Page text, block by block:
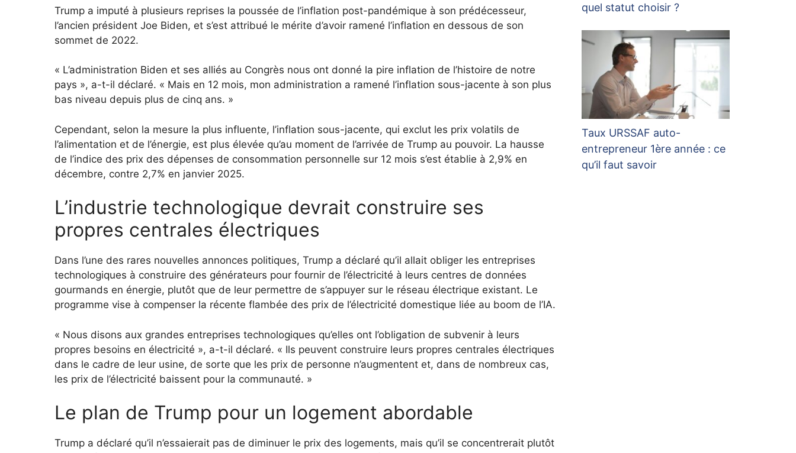
Trump a imputé à plusieurs reprises la poussée de l’inflation post-pandémique à son prédécesseur,
l’ancien président Joe Biden, et s’est attribué le mérite d’avoir ramené l’inflation en dessous de son
sommet de 2022.
« L’administration Biden et ses alliés au Congrès nous ont donné la pire inflation de l’histoire de notre
pays », a-t-il déclaré. « Mais en 12 mois, mon administration a ramené l’inflation sous-jacente à son plus
bas niveau depuis plus de cinq ans. »
Cependant, selon la mesure la plus influente, l’inflation sous-jacente, qui exclut les prix volatils de
l’alimentation et de l’énergie, est plus élevée qu’au moment de l’arrivée de Trump au pouvoir. La hausse
de l’indice des prix des dépenses de consommation personnelle sur 12 mois s’est établie à 2,9% en
décembre, contre 2,7% en janvier 2025.
L’industrie technologique devrait construire ses
propres centrales électriques
Dans l’une des rares nouvelles annonces politiques, Trump a déclaré qu’il allait obliger les entreprises
technologiques à construire des générateurs pour fournir de l’électricité à leurs centres de données
gourmands en énergie, plutôt que de leur permettre de s’appuyer sur le réseau électrique existant. Le
programme vise à compenser la récente flambée des prix de l’électricité domestique liée au boom de l’IA.
« Nous disons aux grandes entreprises technologiques qu’elles ont l’obligation de subvenir à leurs
propres besoins en électricité », a-t-il déclaré. « Ils peuvent construire leurs propres centrales électriques
dans le cadre de leur usine, de sorte que les prix de personne n’augmentent et, dans de nombreux cas,
les prix de l’électricité baissent pour la communauté. »
Le plan de Trump pour un logement abordable
Trump a déclaré qu’il n’essaierait pas de diminuer le prix des logements, mais qu’il se concentrerait plutôt
quel statut choisir ?
Taux URSSAF auto-
entrepreneur 1ère année : ce
qu’il faut savoir